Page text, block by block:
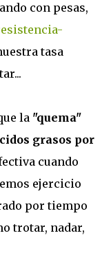
con pesas,
tasa
la "quema"
grasos por
cuando
ejercicio
por tiempo
trotar, nadar,